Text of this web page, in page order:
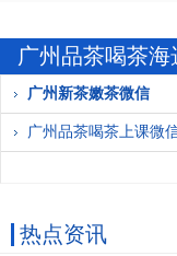
广州品茶喝茶海
广州新茶嫩茶微信
广州品茶喝茶上课微
热点资讯